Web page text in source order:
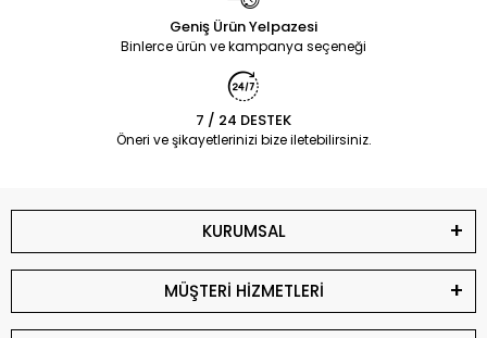
Geniş Ürün Yelpazesi
Binlerce ürün ve kampanya seçeneği
7 / 24 DESTEK
Öneri ve şikayetlerinizi bize iletebilirsiniz.
KURUMSAL
MÜŞTERİ HİZMETLERİ